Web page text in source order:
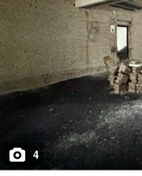
будинок, тихий та
кафе, пошта, автобусна
4